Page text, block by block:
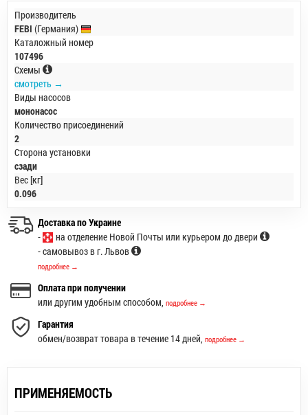
Производитель
FEBI (Германия)
Каталожный номер
107496
Схемы
смотреть →
Виды насосов
мононасос
Количество присоединений
2
Сторона установки
сзади
Вес [кг]
0.096
Доставка по Украине
-
на отделение Новой Почты или курьером до двери
- самовывоз в г. Львов
подробнее →
Оплата при получении
или другим удобным способом, подробнее →
Гарантия
обмен/возврат товара в течение 14 дней, подробнее →
ПРИМЕНЯЕМОСТЬ